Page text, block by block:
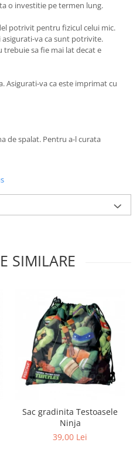
o investitie pe termen lung.
potrivit pentru fizicul celui mic.
va ca sunt potrivite.
sa fie mai lat decat e
Asigurati-va ca este imprimat cu
de spalat. Pentru a-l curata
SIMILARE
Sac gradinita Testoasele
Ninja
39,00 Lei